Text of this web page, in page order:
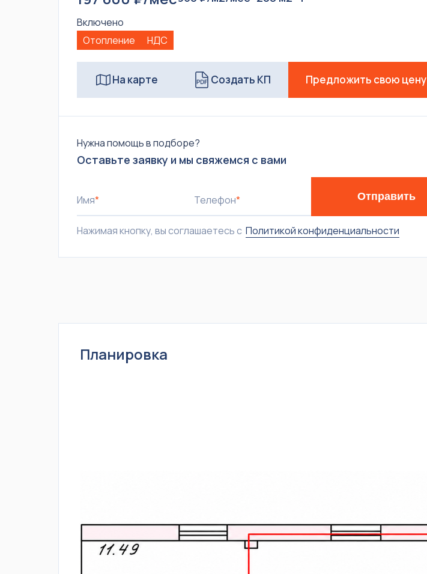
Включено
Отопление
НДС
На карте Создать КП Предложить свою цену
Нужна помощь в подборе?
Оставьте заявку и мы свяжемся с вами
Имя* Телефон* Отправить
Нажимая кнопку, вы соглашаетесь с Политикой конфиденциальности
Планировка